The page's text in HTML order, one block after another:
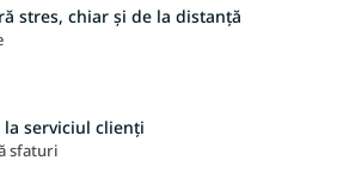
stres, chiar și de la distanță
serviciul clienți
sfaturi